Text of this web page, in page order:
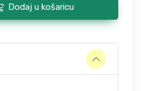
Dodaj u košaricu